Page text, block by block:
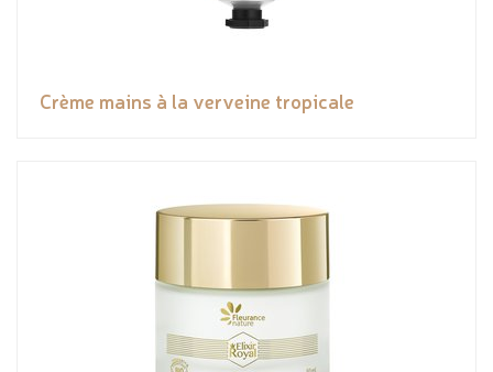
Crème mains à la verveine tropicale